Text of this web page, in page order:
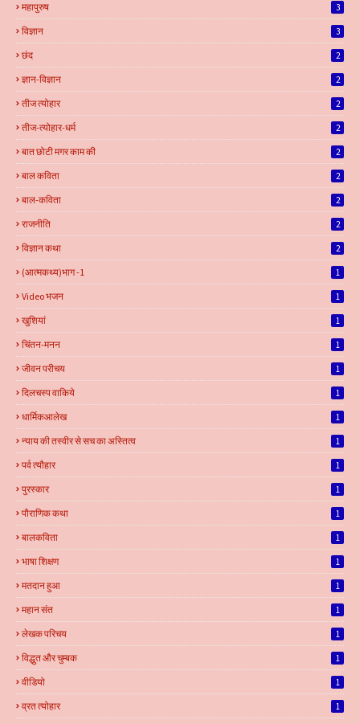
महापुरुष 3
विज्ञान 3
छंद 2
ज्ञान-विज्ञान 2
तीज त्योहार 2
तीज-त्योहार-धर्म 2
बात छोटी मगर काम की 2
बाल कविता 2
बाल-कविता 2
राजनीति 2
विज्ञान कथा 2
(आत्मकथ्य)भाग -1 1
Video भजन 1
खुशियां 1
चिंतन-मनन 1
जीवन परीचय 1
दिलचस्प वाकिये 1
धार्मिकआलेख 1
न्याय की तस्वीर से सच का अस्तित्व 1
पर्व त्यौहार 1
पुरस्कार 1
पौराणिक कथा 1
बालकविता 1
भाषा शिक्षण 1
मतदान हुआ 1
महान संत 1
लेखक परिचय 1
विद्धुत और चुम्बक 1
वीडियो 1
व्रत त्योहार 1